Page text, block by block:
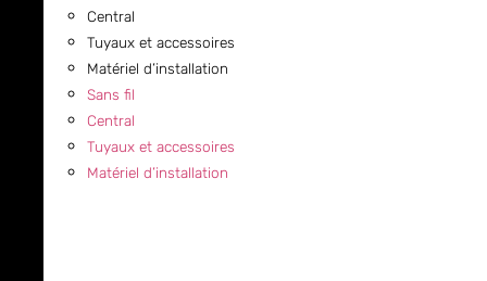
Central
Tuyaux et accessoires
Matériel d’installation
Sans fil
Central
Tuyaux et accessoires
Matériel d’installation